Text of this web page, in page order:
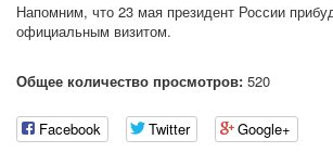
Напомним, что 23 мая президент России
официальным визитом.
Общее количество просмотров: 520
Facebook Twitter Google+